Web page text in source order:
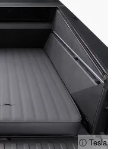
ⓘ Tesla